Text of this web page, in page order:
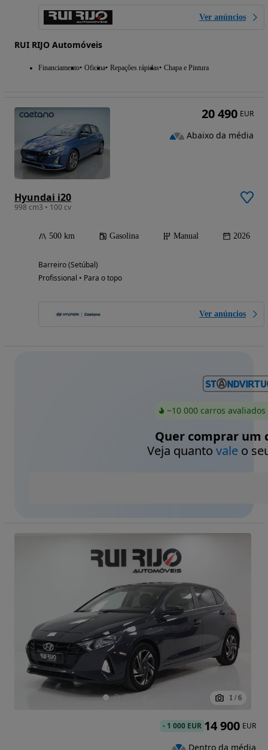
Ver anúncios
RUI RIJO Automóveis
Financiamento Oficina Repações rápidas Chapa e Pintura
Hyundai i20
998 cm3 • 100 cv
500 km Gasolina Manual 2026
Barreiro (Setúbal)
Profissional • Para o topo
Ver anúncios
20 490 EUR
Abaixo da média
~10 000 carros
Quer comprar um
Veja quanto valeo
1 / 6
- 1 000 EUR 14 900 EUR
Dentro da média